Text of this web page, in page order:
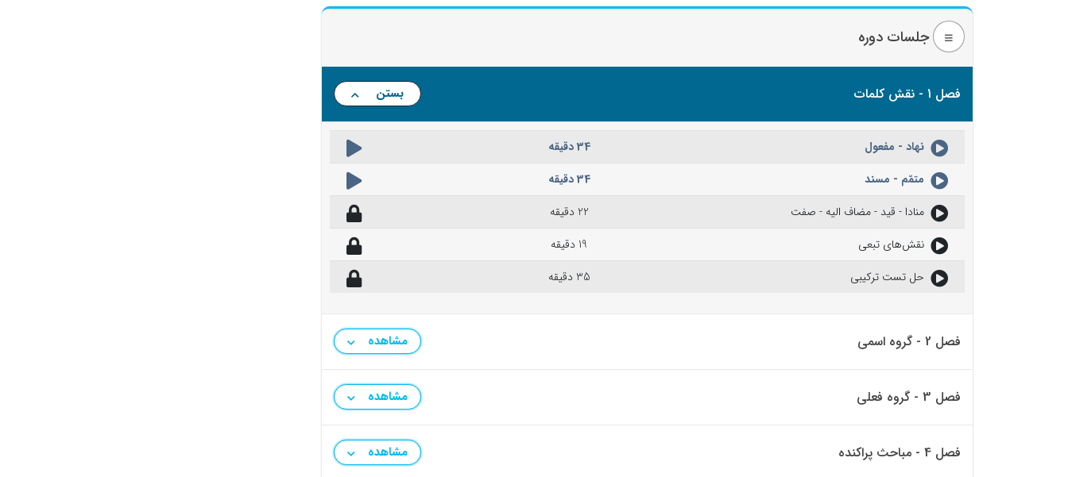
جلسات دوره
فصل 1 - نقش کلمات بستن
نهاد - مفعول
34 دقیقه
متمّم - مسند
34 دقیقه
منادا - قید - مضاف الیه - صفت
22 دقیقه
نقش‌های تبعی
19 دقیقه
حل تست ترکیبی
35 دقیقه
فصل 2 - گروه اسمی مشاهده
فصل 3 - گروه فعلی مشاهده
فصل 4 - مباحث پراکنده مشاهده